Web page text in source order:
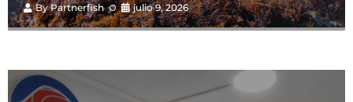
ByPartnerfish julio 9, 2026